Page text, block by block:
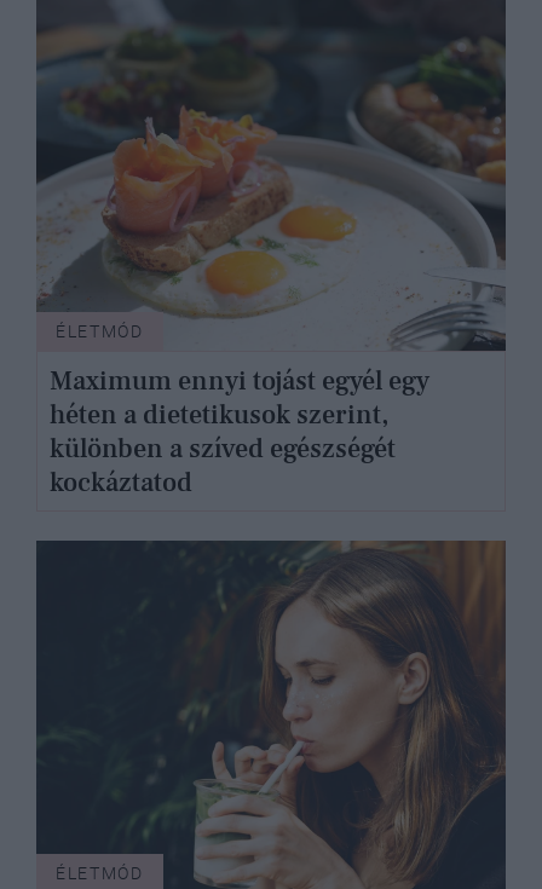
ÉLETMÓD
Maximum ennyi tojást egyél egy
héten a dietetikusok szerint,
különben a szíved egészségét
kockáztatod
ÉLETMÓD